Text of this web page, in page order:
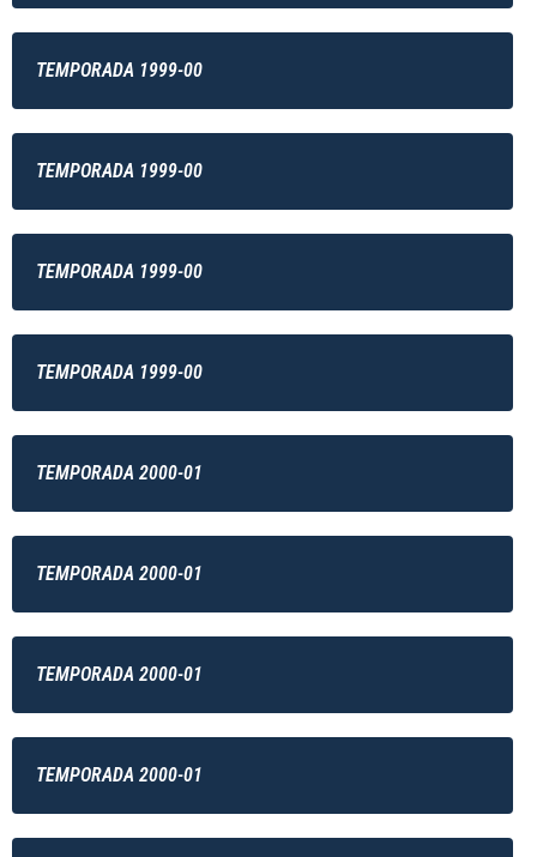
TEMPORADA 1999-00
TEMPORADA 1999-00
TEMPORADA 1999-00
TEMPORADA 1999-00
TEMPORADA 2000-01
TEMPORADA 2000-01
TEMPORADA 2000-01
TEMPORADA 2000-01